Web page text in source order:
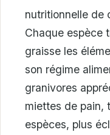
nutritionnelle de
Chaque espèce
graisse les
son régime
granivores
miettes de pain,
espèces, plus